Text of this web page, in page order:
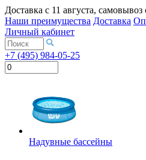
Доставка с 11 августа, самовывоз
Наши преимущества Доставка
Личный кабинет
+7 (495) 984-05-25
Надувные бассейны